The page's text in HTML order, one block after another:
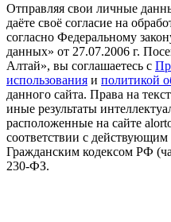
Отправляя свои личные
даёте своё согласие на
согласно Федеральному
данных» от 27.07.2006 г.
Алтай», вы соглашаетесь с
использования и политикой
данного сайта. Права на
иные результаты
расположенные на сайте
соответствии с
Гражданским кодексом РФ
230-ФЗ.